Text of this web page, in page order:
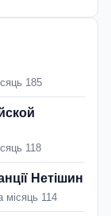
185
118
Нетішин
місяць 114